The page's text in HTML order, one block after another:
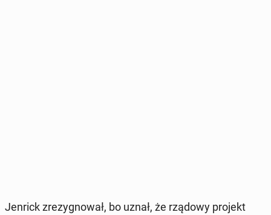
Jenrick zre­zy­gno­wał, bo uznał, że rządowy projekt